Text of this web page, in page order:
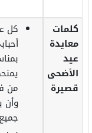
كلمات
معايدة
عيد
الأضحى
قصيرة
كل
من
وأن